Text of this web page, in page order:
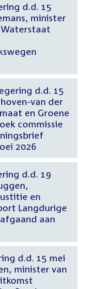
d.d. 15
minister
d.d. 15
van der
en Groene
commissie
2026
d.d. 19
en
Langdurige
aan
d.d. 15 mei
minister van